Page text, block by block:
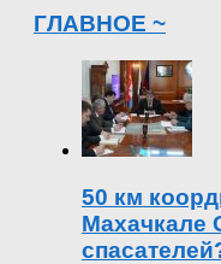
ГЛАВНОЕ ~
50 км
Махачкале